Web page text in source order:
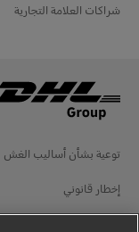
شراكات العلامة التجارية
توعية بشأن أساليب الغش
إخطار قانوني